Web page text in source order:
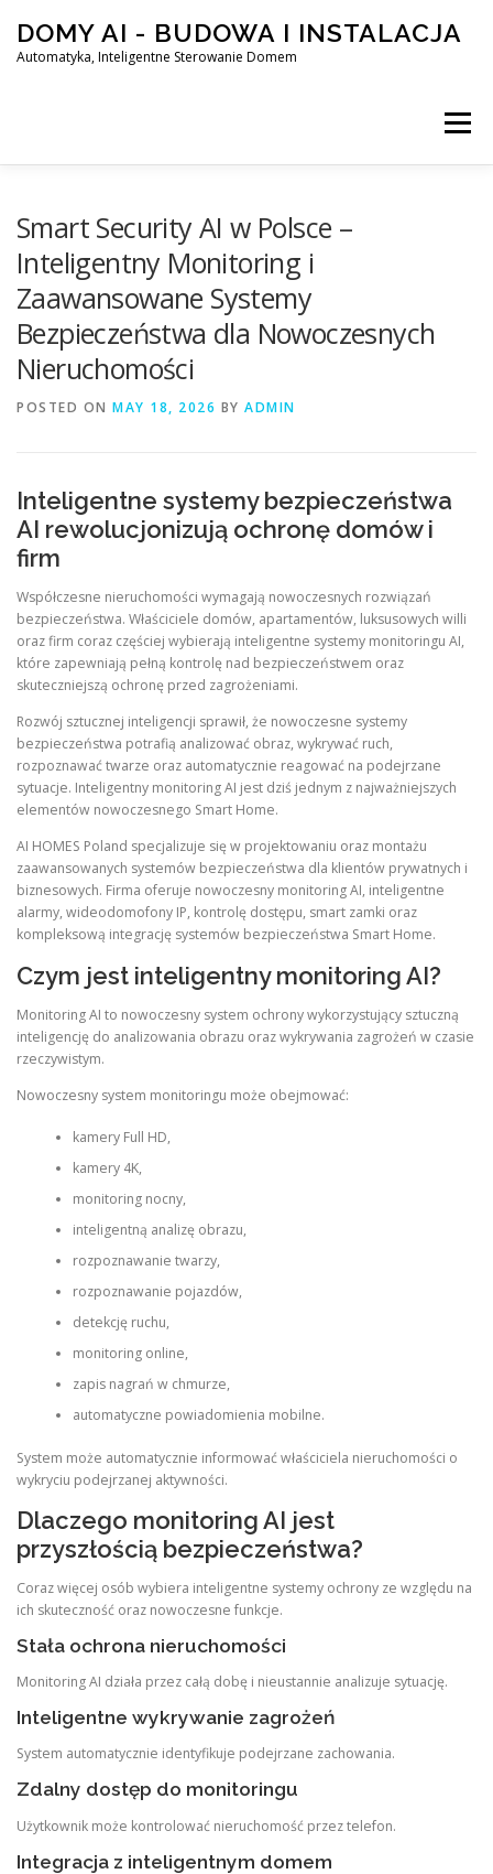
content
DOMY AI - BUDOWA I INSTALACJA
Automatyka, Inteligentne Sterowanie Domem
Menu
SMART DOM AI – AUTOMATYKA, INTELIGENTNE
BLOG KONTAKT
Smart Security AI w Polsce –
Inteligentny Monitoring i
Zaawansowane Systemy
Bezpieczeństwa dla Nowoczesnych
Nieruchomości
POSTED ON MAY 18, 2026 BY ADMIN
Inteligentne systemy bezpieczeństwa
AI rewolucjonizują ochronę domów i
firm
Współczesne nieruchomości wymagają nowoczesnych rozwiązań
bezpieczeństwa. Właściciele domów, apartamentów, luksusowych willi
oraz firm coraz częściej wybierają inteligentne systemy monitoringu AI,
które zapewniają pełną kontrolę nad bezpieczeństwem oraz
skuteczniejszą ochronę przed zagrożeniami.
Rozwój sztucznej inteligencji sprawił, że nowoczesne systemy
bezpieczeństwa potrafią analizować obraz, wykrywać ruch,
rozpoznawać twarze oraz automatycznie reagować na podejrzane
sytuacje. Inteligentny monitoring AI jest dziś jednym z najważniejszych
elementów nowoczesnego Smart Home.
AI HOMES Poland specjalizuje się w projektowaniu oraz montażu
zaawansowanych systemów bezpieczeństwa dla klientów prywatnych i
biznesowych. Firma oferuje nowoczesny monitoring AI, inteligentne
alarmy, wideodomofony IP, kontrolę dostępu, smart zamki oraz
kompleksową integrację systemów bezpieczeństwa Smart Home.
Czym jest inteligentny monitoring AI?
Monitoring AI to nowoczesny system ochrony wykorzystujący sztuczną
inteligencję do analizowania obrazu oraz wykrywania zagrożeń w czasie
rzeczywistym.
Nowoczesny system monitoringu może obejmować:
kamery Full HD,
kamery 4K,
monitoring nocny,
inteligentną analizę obrazu,
rozpoznawanie twarzy,
rozpoznawanie pojazdów,
detekcję ruchu,
monitoring online,
zapis nagrań w chmurze,
automatyczne powiadomienia mobilne.
System może automatycznie informować właściciela nieruchomości o
wykryciu podejrzanej aktywności.
Dlaczego monitoring AI jest
przyszłością bezpieczeństwa?
Coraz więcej osób wybiera inteligentne systemy ochrony ze względu na
ich skuteczność oraz nowoczesne funkcje.
Stała ochrona nieruchomości
Monitoring AI działa przez całą dobę i nieustannie analizuje sytuację.
Inteligentne wykrywanie zagrożeń
System automatycznie identyfikuje podejrzane zachowania.
Zdalny dostęp do monitoringu
Użytkownik może kontrolować nieruchomość przez telefon.
Integracja z inteligentnym domem